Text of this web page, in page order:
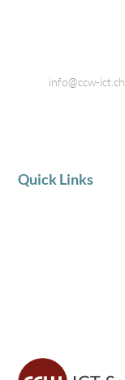
Quick Links
info@ccw-ict.ch